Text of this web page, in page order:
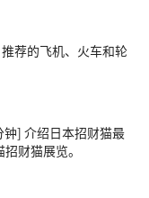
荐的飞机、火车和轮
] 介绍日本招财猫最
财猫展览。